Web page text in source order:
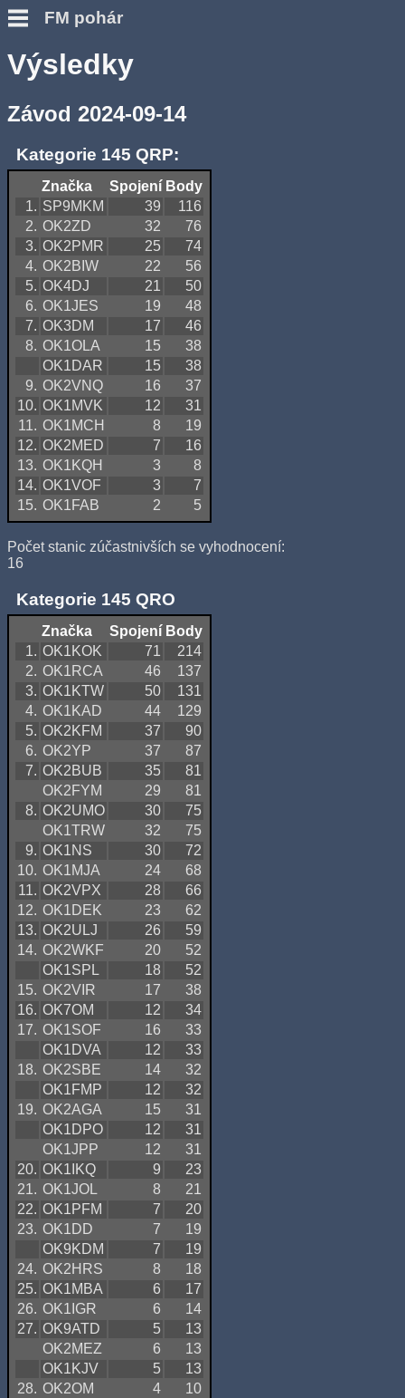
FM pohár
Výsledky
Závod 2024-09-14
Kategorie 145 QRP:
Značka Spojení Body
1. SP9MKM 39
116
2. OK2ZD 32
76
3. OK2PMR 25
74
4. OK2BIW 22
56
5. OK4DJ 21
50
6. OK1JES 19
48
7. OK3DM 17
46
8. OK1OLA 15
38
OK1DAR
15
38
9. OK2VNQ 16
37
10. OK1MVK 12
31
11. OK1MCH 8
19
12. OK2MED 7
16
13. OK1KQH 3
8
14. OK1VOF 3
7
15. OK1FAB 2 5
Počet stanic zúčastnivších se vyhodnocení:
16
Kategorie 145 QRO
Značka Spojení Body
1. OK1KOK 71
214
2. OK1RCA 46
137
3. OK1KTW 50
131
4. OK1KAD 44
129
5. OK2KFM 37
90
6. OK2YP 37
87
7. OK2BUB 35
81
OK2FYM
29
81
8. OK2UMO 30
75
OK1TRW
32
75
9. OK1NS 30
72
10. OK1MJA 24
68
11. OK2VPX 28
66
12. OK1DEK 23
62
13. OK2ULJ 26
59
14. OK2WKF 20
52
OK1SPL
18
52
15. OK2VIR 17
38
16. OK7OM 12
34
17. OK1SOF 16
33
OK1DVA
12
33
18. OK2SBE 14
32
OK1FMP
12
32
19. OK2AGA 15
31
OK1DPO
12
31
OK1JPP
12
31
20. OK1IKQ 9
23
21. OK1JOL 8
21
22. OK1PFM 7
20
23. OK1DD 7
19
OK9KDM
7
19
24. OK2HRS 8
18
25. OK1MBA 6
17
26. OK1IGR 6
14
27. OK9ATD 5
13
OK2MEZ
6
13
OK1KJV
5
13
28. OK2OM 4
10